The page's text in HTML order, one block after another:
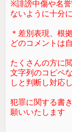
※誹謗中傷や名
ないように十分
＊差別表現、根
どのコメントは
たくさんの方に
文字列のコピペ
しと判断し対応
犯罪に関する書
願いいたします